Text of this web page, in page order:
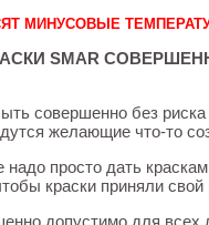
МИНУСОВЫЕ
SMAR
совершенно без
желающие что-то
просто дать
краски приняли
допустимо для всех